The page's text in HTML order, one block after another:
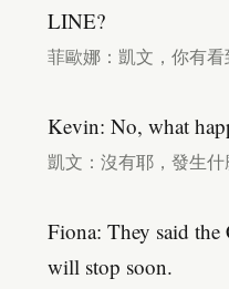
LINE?
菲歐娜：凱文，你有
Kevin: No, what
凱文：沒有耶，發生什
Fiona: They said
will stop soon.